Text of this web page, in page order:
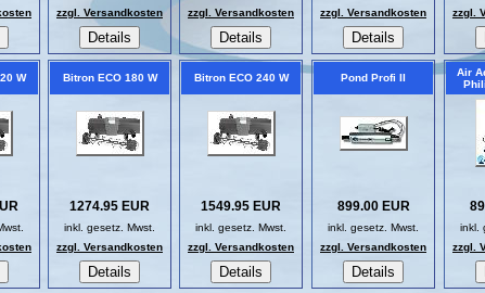
zzgl. Versandkosten
zzgl. Versandkosten
zzgl. Versandkosten
zzgl.
W Bitron ECO 180 W
1274.95 EUR
inkl. gesetz. Mwst.
zzgl. Versandkosten
Bitron ECO 240 W
1549.95 EUR
inkl. gesetz. Mwst.
zzgl. Versandkosten
Pond Profi II
899.00 EUR
inkl. gesetz. Mwst.
zzgl. Versandkosten
Air
inkl.
zzgl.